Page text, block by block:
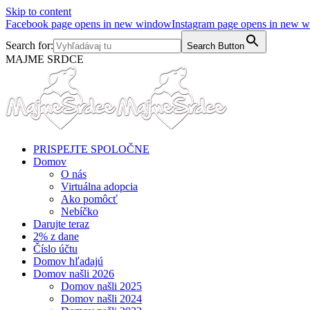
Skip to content
Facebook page opens in new windowInstagram page opens in new
Search for:
Search Button
MAJME SRDCE
PRISPEJTE SPOLOČNE
Domov
O nás
Virtuálna adopcia
Ako pomôcť
Nebíčko
Darujte teraz
2% z dane
Číslo účtu
Domov hľadajú
Domov našli 2026
Domov našli 2025
Domov našli 2024